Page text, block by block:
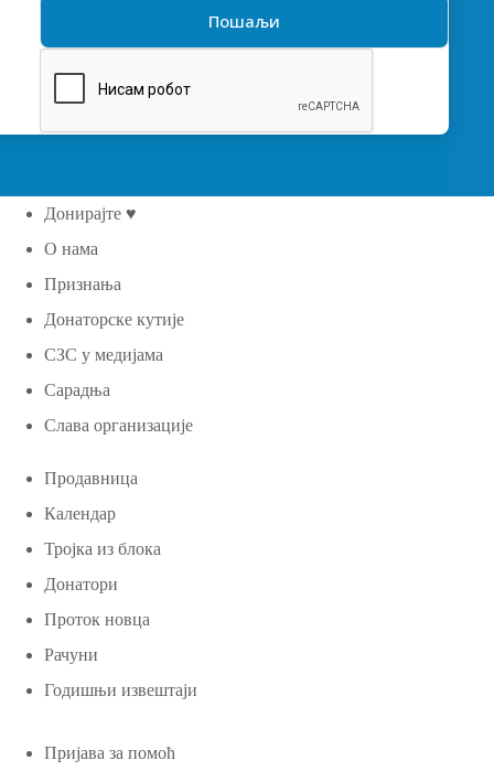
Донирајте ♥
О нама
Признања
Донаторске кутије
СЗС у медијама
Сарадња
Слава организације
Продавница
Календар
Тројка из блока
Донатори
Проток новца
Рачуни
Годишњи извештаји
Пријава за помоћ